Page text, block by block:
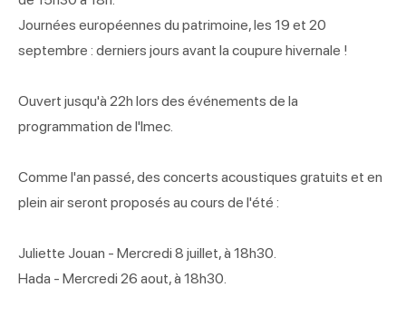
Journées européennes du patrimoine, les 19 et 20
septembre : derniers jours avant la coupure hivernale !
Ouvert jusqu'à 22h lors des événements de la
programmation de l'Imec.
Comme l'an passé, des concerts acoustiques gratuits et en
plein air seront proposés au cours de l'été :
Juliette Jouan - Mercredi 8 juillet, à 18h30.
Hada - Mercredi 26 aout, à 18h30.